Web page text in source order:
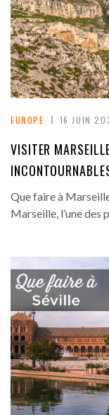
EUROPE 16 JUIN
VISITER
Que faire à
Marseille, l’une des